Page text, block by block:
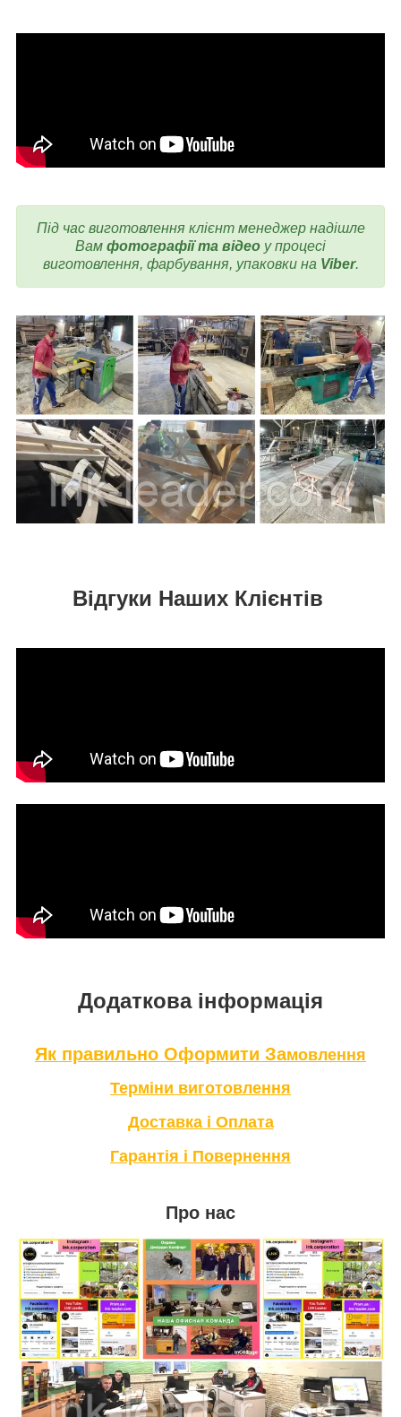
Під час виготовлення клієнт менеджер надішле
Вам фотографії та відео у процесі
виготовлення, фарбування, упаковки на Viber.
Відгуки Наших Клієнтів
Додаткова інформація
Як правильно Оформити Замовлення
Терміни виготовлення
Доставка і Оплата
Гарантія і Повернення
Про нас